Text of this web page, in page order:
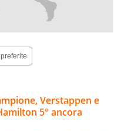
Verstappen e
5° ancora